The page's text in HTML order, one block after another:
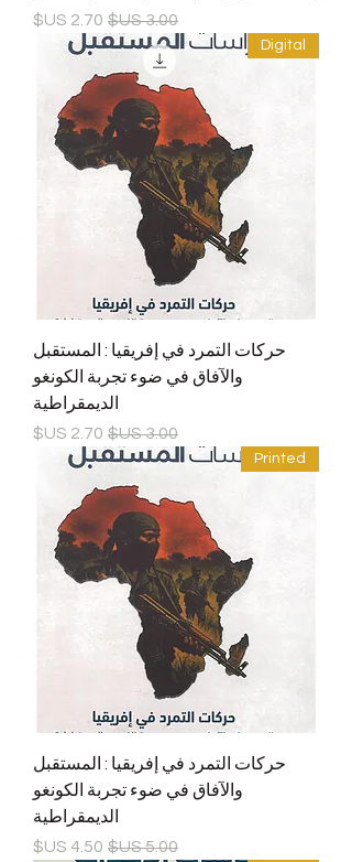
سعر عادي سعر البيع
Digital
حركات التمرد في إفريقيا : المستقبل
والآفاق في ضوء تجربة الكونغو
الديمقراطية
سعر عادي سعر البيع
Printed
حركات التمرد في إفريقيا : المستقبل
والآفاق في ضوء تجربة الكونغو
الديمقراطية
سعر عادي سعر البيع